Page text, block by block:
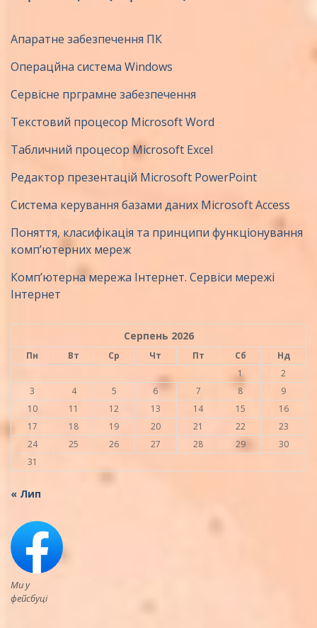
Апаратне забезпечення ПК
Операцйна система Windows
Сервісне прграмне забезпечення
Текстовий процесор Microsoft Word
Табличний процесор Microsoft Excel
Редактор презентацій Microsoft PowerPoint
Система керування базами даних Microsoft Access
Поняття, класифікація та принципи функціонування
комп’ютерних мереж
Комп’ютерна мережа Інтернет. Сервіси мережі
Інтернет
Серпень 2026
Пн Вт Ср Чт Пт Сб
Нд
1
2
3
4 5 6 7 8
9
10
11 12 13 14 15
16
17
18 19 20 21 22
23
24
25 26 27 28 29
30
31
« Лип
Ми у
фейсбуці